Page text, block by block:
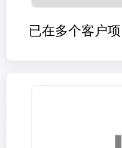
已在多个客户